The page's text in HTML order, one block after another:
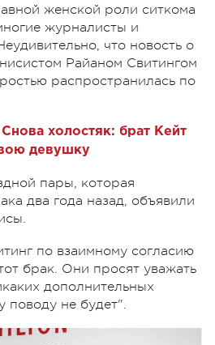
женской роли ситкома
журналисты и
что новость о
Райаном Свитингом
распространилась по
Снова холостяк: брат Кейт
девушку
пары, которая
два года назад, объявили
по взаимному согласию
брак. Они просят уважать
дополнительных
поводу не будет".